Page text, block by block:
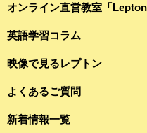
オンライン直営教室「Lepton
英語学習コラム
映像で見るレプトン
よくあるご質問
新着情報一覧